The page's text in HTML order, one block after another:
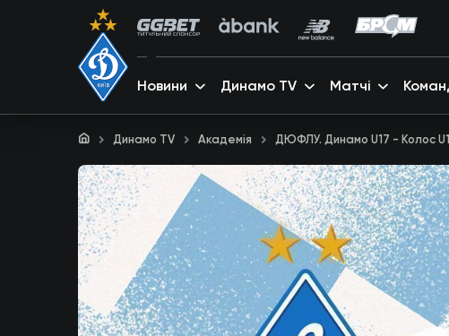
Новини Динамо TV Матчі
Динамо TV Академія ДЮФЛУ. Динамо U17 - Колос